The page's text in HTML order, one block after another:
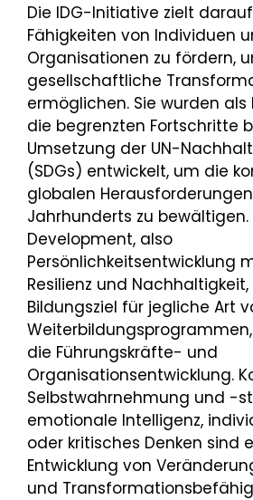
Die IDG-Initiative zielt
Fähigkeiten von Individuen
Organisationen zu fördern,
gesellschaftliche
ermöglichen. Sie wurden als
die begrenzten Fortschritte
Umsetzung der UN-
(SDGs) entwickelt, um die
globalen Herausforderungen
Jahrhunderts zu bewältigen.
Development, also
Persönlichkeitsentwicklung
Resilienz und
Bildungsziel für jegliche Art
die Führungskräfte- und
Organisationsentwicklung.
Selbstwahrnehmung und -
emotionale Intelligenz,
oder kritisches Denken sind
Entwicklung von
und